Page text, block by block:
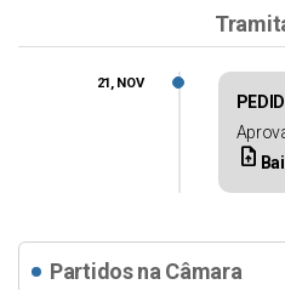
upload_file
21, NOV
Partidos na Câmara